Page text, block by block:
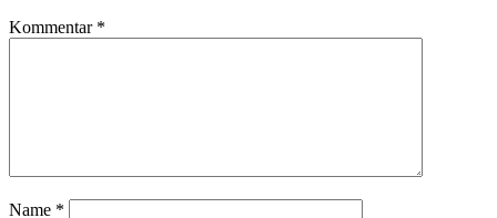
Kommentar *
Name *